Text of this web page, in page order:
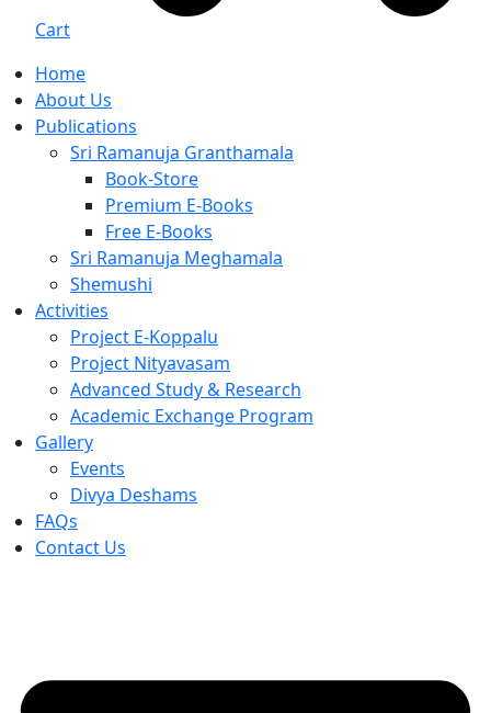
Cart
Home
About Us
Publications
Sri Ramanuja Granthamala
Book-Store
Premium E-Books
Free E-Books
Sri Ramanuja Meghamala
Shemushi
Activities
Project E-Koppalu
Project Nityavasam
Advanced Study & Research
Academic Exchange Program
Gallery
Events
Divya Deshams
FAQs
Contact Us